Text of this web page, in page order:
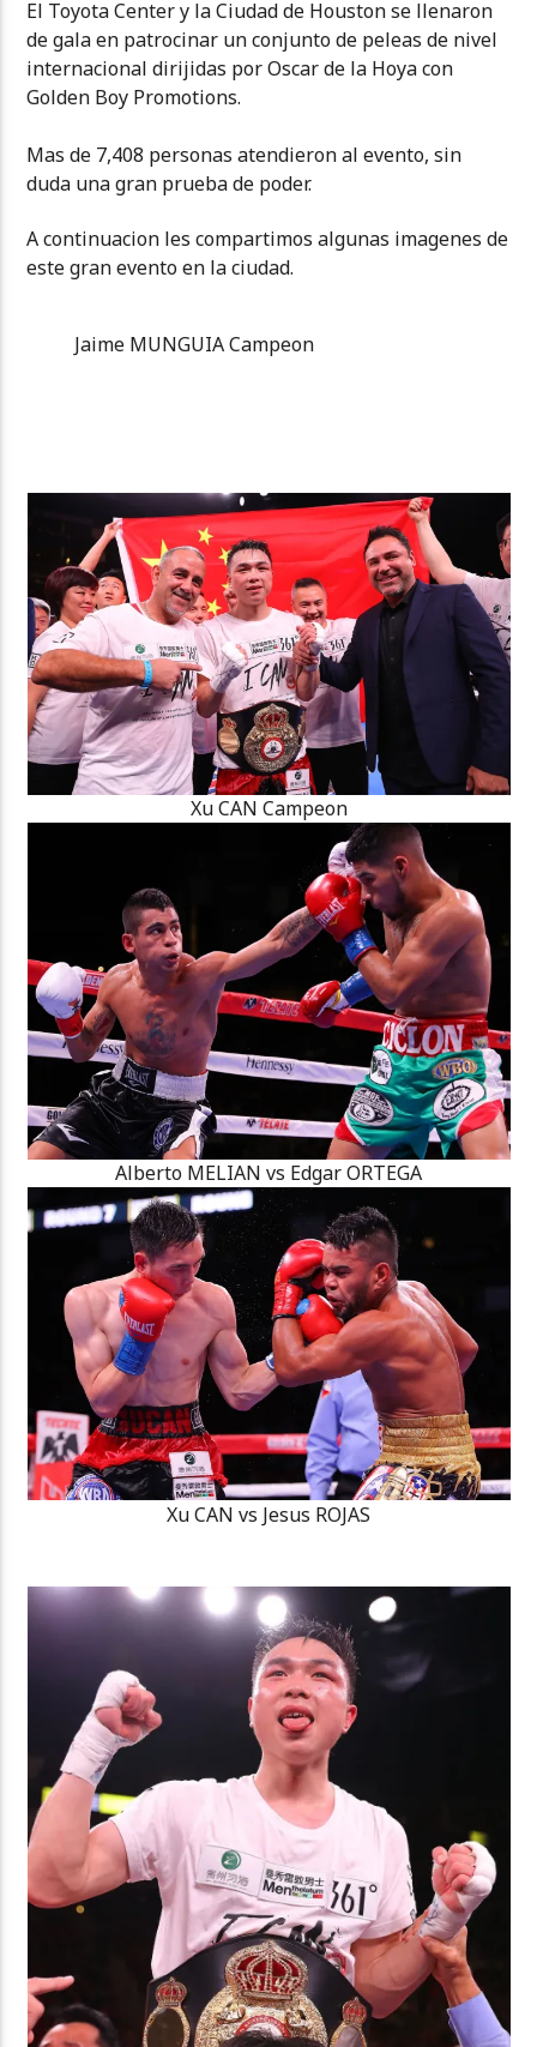
El Toyota Center y la Ciudad de Houston se llenaron
de gala en patrocinar un conjunto de peleas de nivel
internacional dirijidas por Oscar de la Hoya con
Golden Boy Promotions.
Mas de 7,408 personas atendieron al evento, sin
duda una gran prueba de poder.
A continuacion les compartimos algunas imagenes de
este gran evento en la ciudad.
Jaime MUNGUIA Campeon
Xu CAN Campeon
Alberto MELIAN vs Edgar ORTEGA
Xu CAN vs Jesus ROJAS